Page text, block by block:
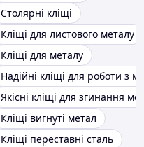
Столярні кліщі
Кліщі для листового металу
Кліщі для металу
Надійні кліщі для роботи з
Якісні кліщі для згинання
Кліщі вигнуті метал
Кліщі переставні сталь